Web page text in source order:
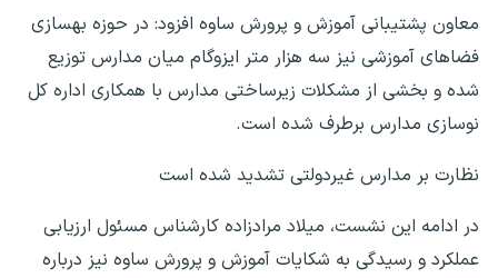
معاون پشتیبانی آموزش و پرورش ساوه افزود: در حوزه بهسازی
فضاهای آموزشی نیز سه هزار متر ایزوگام میان مدارس توزیع
شده و بخشی از مشکلات زیرساختی مدارس با همکاری اداره کل
نوسازی مدارس برطرف شده است.
نظارت بر مدارس غیردولتی تشدید شده است
در ادامه این نشست، میلاد مرادزاده کارشناس مسئول ارزیابی
عملکرد و رسیدگی به شکایات آموزش و پرورش ساوه نیز درباره